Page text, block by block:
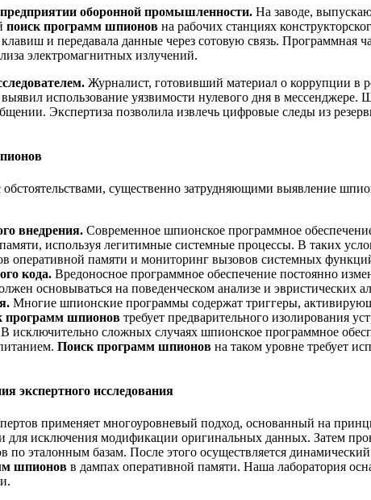
оборонной промышленности. На заводе,
поиск программ шпионов на рабочих станциях
и передавала данные через сотовую связь. Программная
электромагнитных излучений.
Журналист, готовивший материал о коррупции в
использование уязвимости нулевого дня в
Экспертиза позволила извлечь цифровые следы из
обстоятельствами, существенно затрудняющими выявление
внедрения. Современное шпионское программное
используя легитимные системные процессы. В таких
оперативной памяти и мониторинг вызовов системных
кода. Вредоносное программное обеспечение постоянно
основываться на поведенческом анализе и эвристических
Многие шпионские программы содержат триггеры,
программ шпионов требует предварительного изолирования
В исключительно сложных случаях шпионское программное
Поиск программ шпионов на таком уровне требует
экспертного исследования
применяет многоуровневый подход, основанный на
для исключения модификации оригинальных данных. Затем
эталонным базам. После этого осуществляется
шпионов в дампах оперативной памяти. Наша лаборатория